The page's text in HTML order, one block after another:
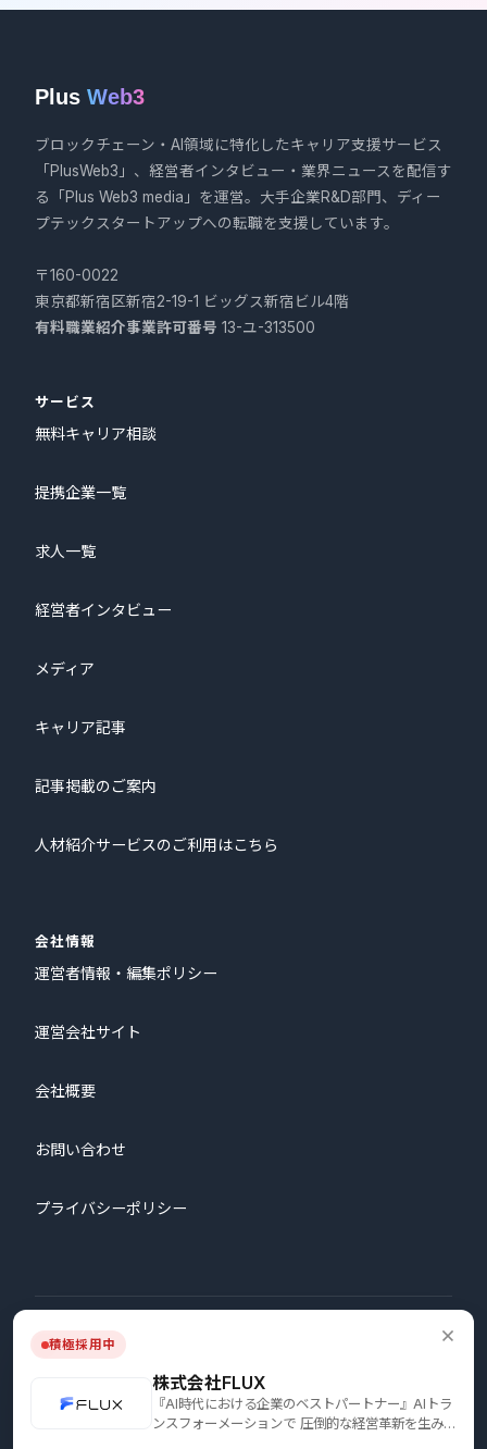
積極採用中
株式会社FLUX
『AI時代における企業のベストパートナー』AIトラ
ンスフォーメーションで 圧倒的な経営革新を生み出
Plus Web3
ブロックチェーン・AI領域に特化したキャリア支援サービス
「PlusWeb3」、経営者インタビュー・業界ニュースを配信す
る「Plus Web3 media」を運営。大手企業R&D部門、ディー
プテックスタートアップへの転職を支援しています。
〒160-0022
東京都新宿区新宿2-19-1 ビッグス新宿ビル4階
有料職業紹介事業許可番号 13-ユ-313500
サービス
無料キャリア相談
提携企業一覧
求人一覧
経営者インタビュー
メディア
キャリア記事
記事掲載のご案内
人材紹介サービスのご利用はこちら
会社情報
運営者情報・編集ポリシー
運営会社サイト
会社概要
お問い合わせ
プライバシーポリシー